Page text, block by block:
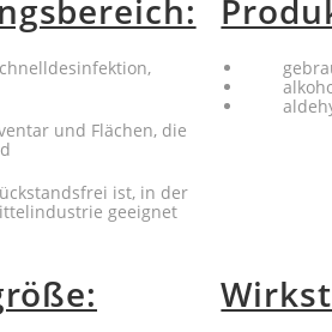
und Flächen, die
ist, in der
geeignet